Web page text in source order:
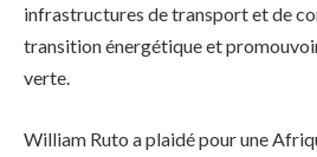
infrastructures de transport et de
transition énergétique et
verte.
William Ruto a plaidé pour une